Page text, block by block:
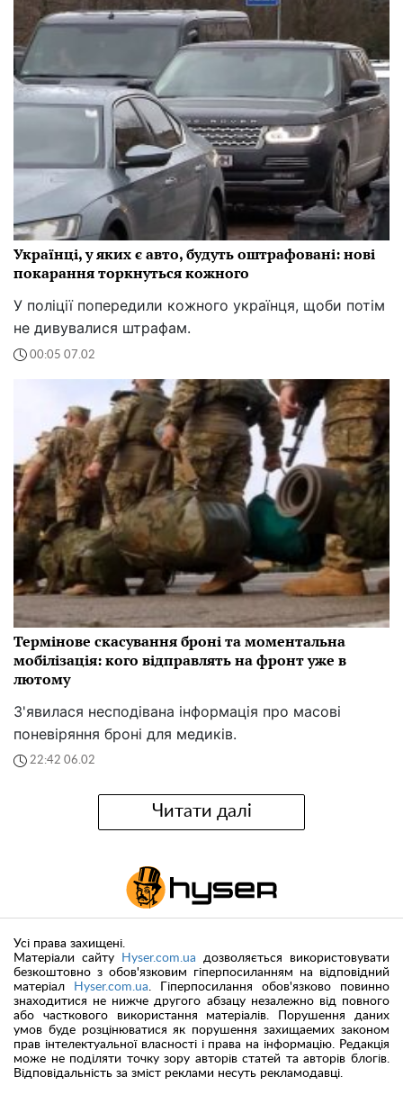
Українці, у яких є авто, будуть оштрафовані: нові
покарання торкнуться кожного
У поліції попередили кожного українця, щоби потім
не дивувалися штрафам.
00:05 07.02
Термінове скасування броні та моментальна
мобілізація: кого відправлять на фронт уже в
лютому
З'явилася несподівана інформація про масові
поневіряння броні для медиків.
22:42 06.02
Читати далі
Усі права захищені.
Матеріали сайту
Hyser.com.ua дозволяється використовувати
безкоштовно з обов'язковим гіперпосиланням на відповідний
матеріал
Hyser.com.ua. Гіперпосилання обов'язково повинно
знаходитися не нижче другого абзацу незалежно від повного
або часткового використання матеріалів. Порушення даних
умов буде розцінюватися як порушення захищаемих законом
прав інтелектуальної власності і права на інформацію. Редакція
може не поділяти точку зору авторів статей та авторів блогів.
Відповідальність за зміст реклами несуть рекламодавці.